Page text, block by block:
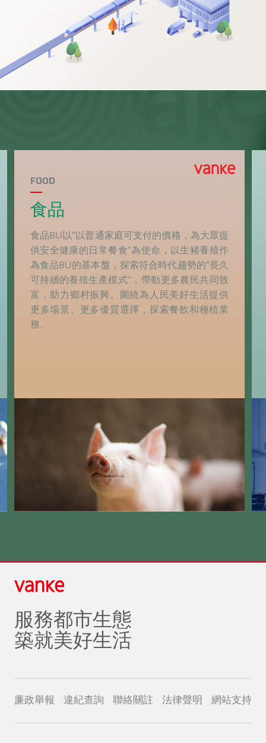
FOOD
食品
食品BU以“以普通家庭可支付的價格，為大眾提
供安全健康的日常餐食”為使命，以生豬養殖作
為食品BU的基本盤，探索符合時代趨勢的“長久
可持續的養殖生產模式”，帶動更多農民共同致
富，助力鄉村振興。圍繞為人民美好生活提供
更多場景、更多優質選擇，探索餐飲和種植業
務。
服務都市生態
築就美好生活
廉政舉報 違紀查詢 聯絡關註 法律聲明 網站支持